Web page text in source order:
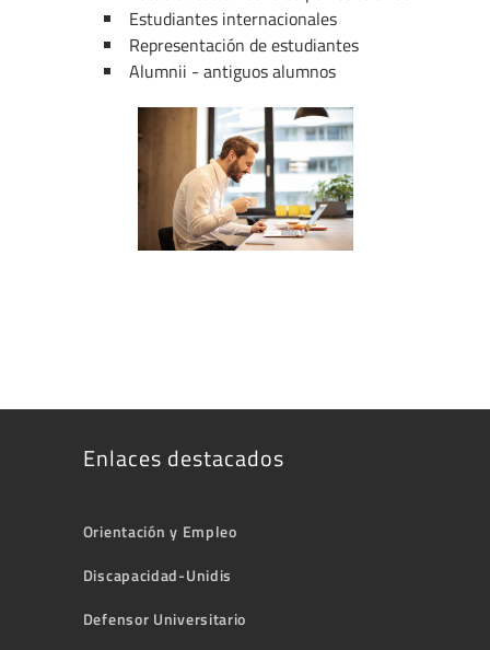
Estudiantes internacionales
Representación de estudiantes
Alumnii - antiguos alumnos
Enlaces destacados
Orientación y Empleo
Discapacidad-Unidis
Defensor Universitario